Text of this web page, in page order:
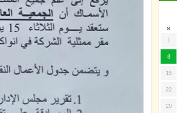
S
1
8
15
22
29